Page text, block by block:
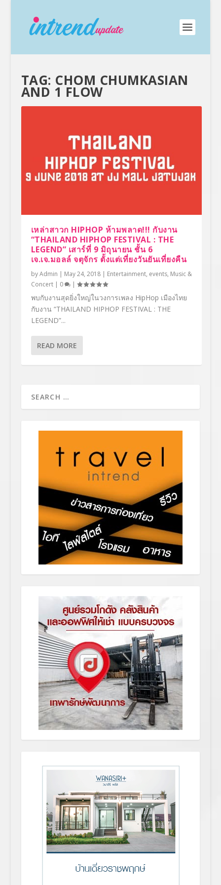
TAG: CHOM CHUMKASIAN
AND 1 FLOW
เหล่าสาวก HIPHOP ห้ามพลาด!!! กับงาน
“THAILAND HIPHOP FESTIVAL : THE
LEGEND” เสาร์ที่ 9 มิถุนายน ชั้น 6
เจ.เจ.มอลล์ จตุจักร ตั้งแต่เที่ยงวันยันเที่ยงคืน
byAdmin | May 24, 2018| Entertainment, events, Music &
Concert| 0 |
พบกับงานสุดยิ่งใหญ่ในวงการเพลง HipHop เมืองไทย
กับงาน “THAILAND HIPHOP FESTIVAL : THE
LEGEND”...
READ MORE